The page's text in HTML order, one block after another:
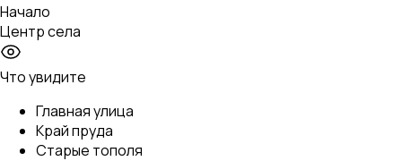
Начало
Центр села
Что увидите
Главная улица
Край пруда
Старые тополя